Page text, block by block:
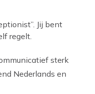
Jij bent
regelt.
sterk
Nederlands en